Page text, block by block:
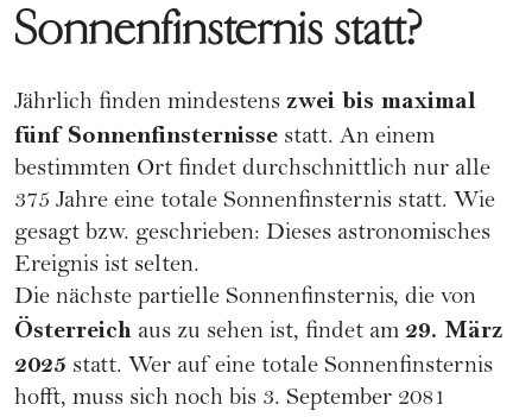
Sonnenfinsternis statt?
Jährlich finden mindestens zwei bis maximal
fünf Sonnenfinsternisse statt. An einem
bestimmten Ort findet durchschnittlich nur alle
375 Jahre eine totale Sonnenfinsternis statt. Wie
gesagt bzw. geschrieben: Dieses astronomisches
Ereignis ist selten.
Die nächste partielle Sonnenfinsternis, die von
Österreich aus zu sehen ist, findet am 29. März
2025 statt. Wer auf eine totale Sonnenfinsternis
hofft, muss sich noch bis 3. September 2081